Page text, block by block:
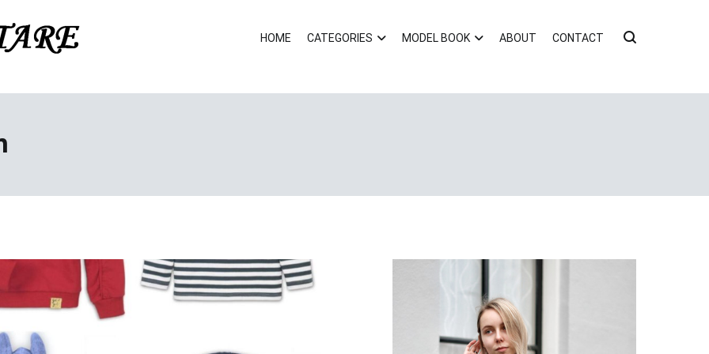
HOME CATEGORIES MODEL BOOK ABOUT CONTACT